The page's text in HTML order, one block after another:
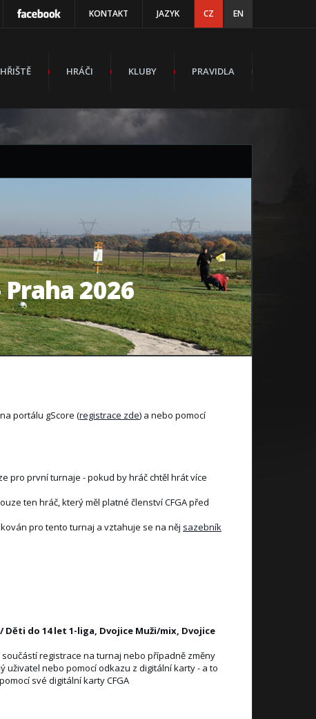
KONTAKT JAZYK CZ EN
HŘIŠTĚ HRÁČI KLUBY PRAVIDLA
2026
portálu gScore (registrace zde) a nebo pomocí
pro první turnaje - pokud by hráč chtěl hrát více
ten hráč, který měl platné členství CFGA před
pro tento turnaj a vztahuje se na něj sazebník
Děti do 14 let 1-liga, Dvojice Muži/mix, Dvojice
součástí registrace na turnaj nebo případně změny
nebo pomocí odkazu z digitální karty - a to
své digitální karty CFGA